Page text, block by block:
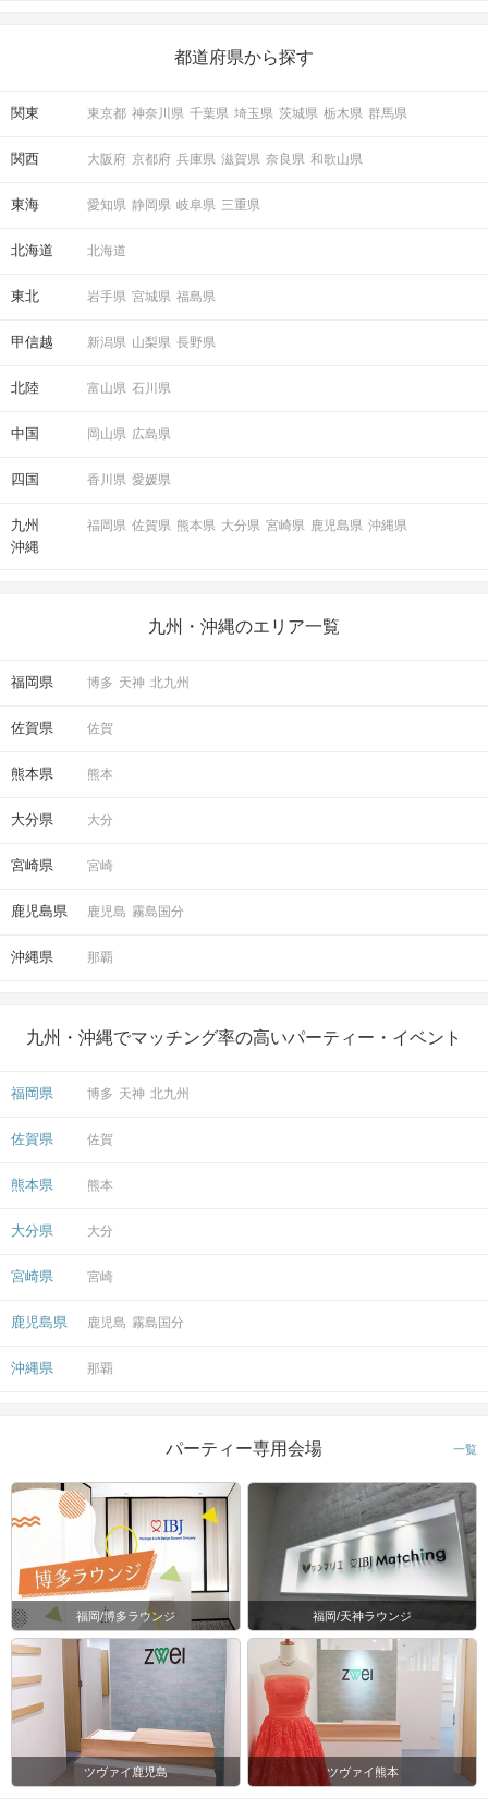
最終投票！
アピールタイムの「いいね」も参考にして
パーティー終了まで利用可能。
メールアドレスやLINE IDを送れます。
STEP5 結果発表
アクセス
センタービル 1階
会場
注意事項
定。
参加をご遠慮いただいております。
人数
◯8対8程度で進行予定。（最少開催人
数：4対4）
※募集締め切り以降のキャンセルによ
っては男女差が変動する場合がござい
ます。
持ち物 スマートフォン
お食事
飲み物
ソフトドリンク付き
の楽しいことアイデアを集めました♪ いままさに楽しいことを探し
都道府県から探す
関東 東京都 神奈川県 千葉県 埼玉県 茨城県 栃木県 群馬県
関西 大阪府 京都府 兵庫県 滋賀県 奈良県 和歌山県
東海 愛知県 静岡県 岐阜県 三重県
北海道 北海道
東北 岩手県 宮城県 福島県
甲信越 新潟県 山梨県 長野県
北陸 富山県 石川県
中国 岡山県 広島県
四国 香川県 愛媛県
九州
沖縄
福岡県 佐賀県 熊本県 大分県 宮崎県 鹿児島県 沖縄県
九州・沖縄のエリア一覧
福岡県 博多 天神 北九州
佐賀県 佐賀
熊本県 熊本
大分県 大分
宮崎県 宮崎
鹿児島県 鹿児島 霧島国分
沖縄県 那覇
九州・沖縄でマッチング率の高いパーティー・イベント
福岡県 博多 天神 北九州
佐賀県 佐賀
熊本県 熊本
大分県 大分
宮崎県 宮崎
鹿児島県 鹿児島 霧島国分
沖縄県 那覇
パーティー専用会場 一覧
福岡/博多ラウンジ 福岡/天神ラウンジ
ツヴァイ鹿児島 ツヴァイ熊本